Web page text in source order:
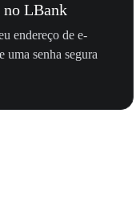
no LBank
endereço de e-
uma senha segura